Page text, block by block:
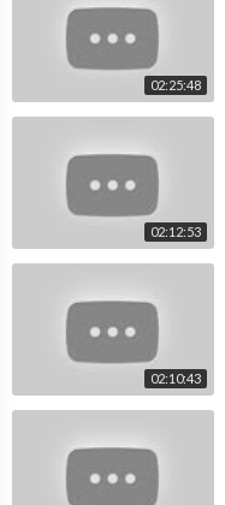
02:25:48
02:12:53
02:10:43